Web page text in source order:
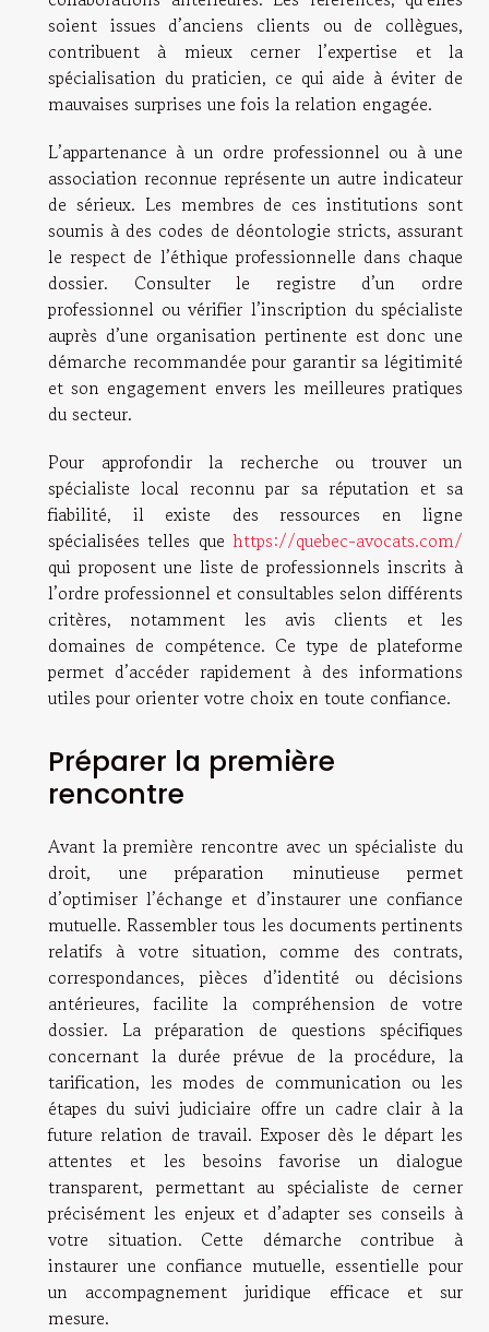
soient issues d’anciens clients ou de collègues,
contribuent à mieux cerner l’expertise et la
spécialisation du praticien, ce qui aide à éviter de
mauvaises surprises une fois la relation engagée.
L’appartenance à un ordre professionnel ou à une
association reconnue représente un autre indicateur
de sérieux. Les membres de ces institutions sont
soumis à des codes de déontologie stricts, assurant
le respect de l’éthique professionnelle dans chaque
dossier. Consulter le registre d’un ordre
professionnel ou vérifier l’inscription du spécialiste
auprès d’une organisation pertinente est donc une
démarche recommandée pour garantir sa légitimité
et son engagement envers les meilleures pratiques
du secteur.
Pour approfondir la recherche ou trouver un
spécialiste local reconnu par sa réputation et sa
fiabilité, il existe des ressources en ligne
spécialisées telles que https://quebec-avocats.com/
qui proposent une liste de professionnels inscrits à
l’ordre professionnel et consultables selon différents
critères, notamment les avis clients et les
domaines de compétence. Ce type de plateforme
permet d’accéder rapidement à des informations
utiles pour orienter votre choix en toute confiance.
Préparer la première
rencontre
Avant la première rencontre avec un spécialiste du
droit, une préparation minutieuse permet
d’optimiser l’échange et d’instaurer une confiance
mutuelle. Rassembler tous les documents pertinents
relatifs à votre situation, comme des contrats,
correspondances, pièces d’identité ou décisions
antérieures, facilite la compréhension de votre
dossier. La préparation de questions spécifiques
concernant la durée prévue de la procédure, la
tarification, les modes de communication ou les
étapes du suivi judiciaire offre un cadre clair à la
future relation de travail. Exposer dès le départ les
attentes et les besoins favorise un dialogue
transparent, permettant au spécialiste de cerner
précisément les enjeux et d’adapter ses conseils à
votre situation. Cette démarche contribue à
instaurer une confiance mutuelle, essentielle pour
un accompagnement juridique efficace et sur
mesure.